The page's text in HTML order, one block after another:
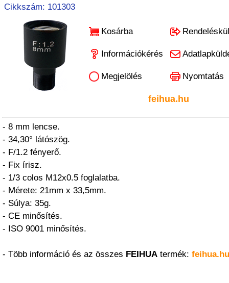
Cikkszám: 101303
Kosárba
Információkérés
Megjelölés Nyomtatás
feihua.hu
- 8 mm lencse.
- 34,30° látószög.
- F/1.2 fényerő.
- Fix írisz.
- 1/3 colos M12x0.5 foglalatba.
- Mérete: 21mm x 33,5mm.
- Súlya: 35g.
- CE minősítés.
- ISO 9001 minősítés.
- Több információ és az összes FEIHUA termék: feihua.hu